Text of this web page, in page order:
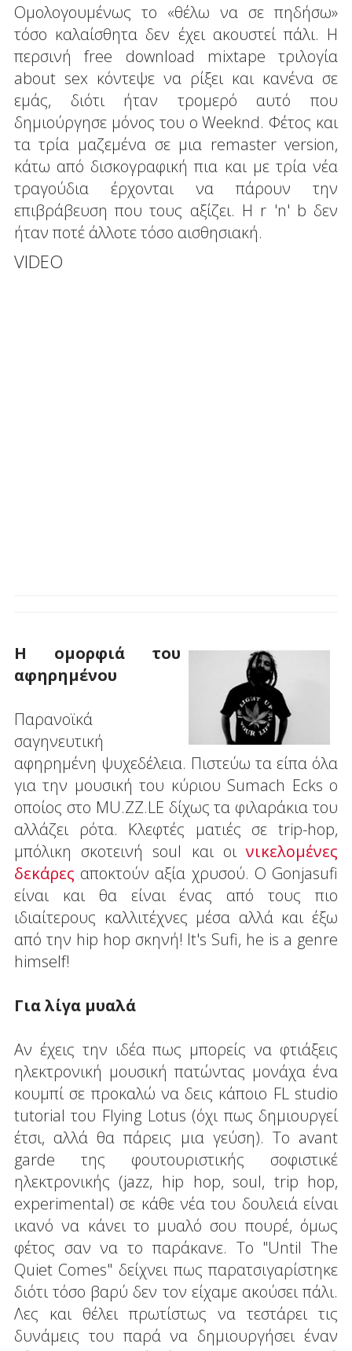
Ομολογουμένως το «θέλω να σε πηδήσω»
τόσο καλαίσθητα δεν έχει ακουστεί πάλι. Η
περσινή free download mixtape τριλογία
about sex κόντεψε να ρίξει και κανένα σε
εμάς, διότι ήταν τρομερό αυτό που
δημιούργησε μόνος του ο Weeknd. Φέτος και
τα τρία μαζεμένα σε μια remaster version,
κάτω από δισκογραφική πια και με τρία νέα
τραγούδια έρχονται να πάρουν την
επιβράβευση που τους αξίζει. Η r 'n' b δεν
ήταν ποτέ άλλοτε τόσο αισθησιακή.
VIDEO
Η ομορφιά του
αφηρημένου
Παρανοϊκά
σαγηνευτική
αφηρημένη ψυχεδέλεια. Πιστεύω τα είπα όλα
για την μουσική του κύριου Sumach Ecks ο
οποίος στο MU.ZZ.LE δίχως τα φιλαράκια του
αλλάζει ρότα. Κλεφτές ματιές σε trip-hop,
μπόλικη σκοτεινή soul και οινικελομένες
δεκάρες αποκτούν αξία χρυσού. Ο Gonjasufi
είναι και θα είναι ένας από τους πιο
ιδιαίτερους καλλιτέχνες μέσα αλλά και έξω
από την hip hop σκηνή! It's Sufi, he is a genre
himself!
Για λίγα μυαλά
Αν έχεις την ιδέα πως μπορείς να φτιάξεις
ηλεκτρονική μουσική πατώντας μονάχα ένα
κουμπί σε προκαλώ να δεις κάποιο FL studio
tutorial του Flying Lotus (όχι πως δημιουργεί
έτσι, αλλά θα πάρεις μια γεύση). Το avant
garde της φουτουριστικής σοφιστικέ
ηλεκτρονικής (jazz, hip hop, soul, trip hop,
experimental) σε κάθε νέα του δουλειά είναι
ικανό να κάνει το μυαλό σου πουρέ, όμως
φέτος σαν να το παράκανε. Το "Until The
Quiet Comes" δείχνει πως παρατσιγαρίστηκε
διότι τόσο βαρύ δεν τον είχαμε ακούσει πάλι.
Λες και θέλει πρωτίστως να τεστάρει τις
δυνάμεις του παρά να δημιουργήσει έναν